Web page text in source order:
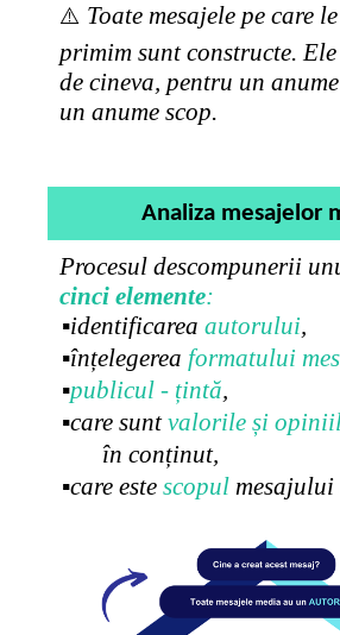
⚠️ Toate mesajele pe care
primim sunt constructe.
de cineva, pentru un
un anume scop.
Analiza mesajelor
Procesul descompunerii
cinci elemente:
▪identificarea autorului,
▪înțelegerea formatului
▪publicul - țintă,
▪care suntvalorile și
în conținut,
▪care este scopulmesajului